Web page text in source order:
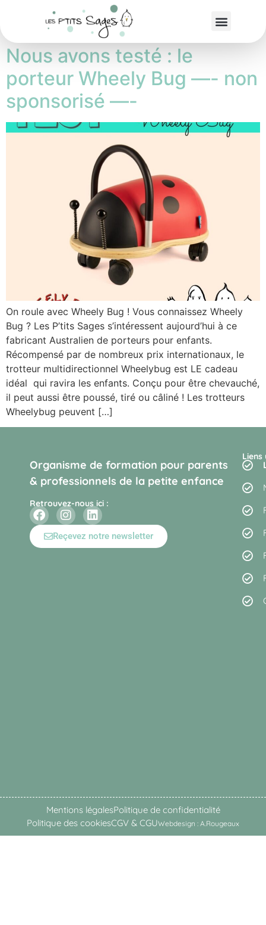
Étiquette : Porteur
Nous avons testé : le
porteur Wheely Bug —- non
sponsorisé —-
On roule avec Wheely Bug ! Vous connaissez Wheely
Bug ? Les P’tits Sages s’intéressent aujourd’hui à ce
fabricant Australien de porteurs pour enfants.
Récompensé par de nombreux prix internationaux, le
trotteur multidirectionnel Wheelybug est LE cadeau
idéal qui ravira les enfants. Conçu pour être chevauché,
il peut aussi être poussé, tiré ou câliné ! Les trotteurs
Wheelybug peuvent […]
Organisme de formation pour parents
& professionnels de la petite enfance
Retrouvez-nous ici :
Reçevez notre newsletter
Liens
Mentions légalesPolitique de confidentialité
Politique des cookiesCGV & CGUWebdesign : A.Rougeaux